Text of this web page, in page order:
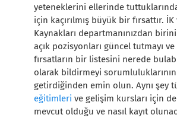
yeteneklerini ellerinde
için kaçırılmış büyük bir fırsattır. İK
Kaynakları departmanınızdan
açık pozisyonları güncel tutmayı
fırsatların bir listesini nerede
olarak bildirmeyi
getirdiğinden emin olun. Aynı şey
eğitimleri ve gelişim kursları için
mevcut olduğu ve nasıl kayıt